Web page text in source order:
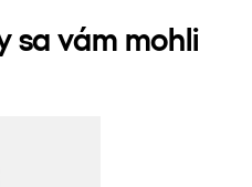
sa vám mohli